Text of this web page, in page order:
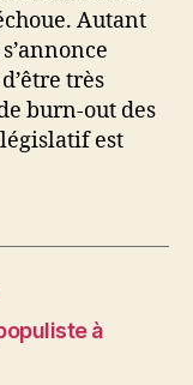
Autant
très
burn-out des
est
à